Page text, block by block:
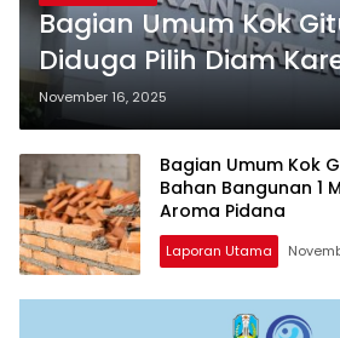
Bagian Umum Kok
Diduga Pilih Diam
Menjabat
November 16, 2025
Bagian Umum Kok
Bahan Bangunan 1
Aroma Pidana
Laporan Utama